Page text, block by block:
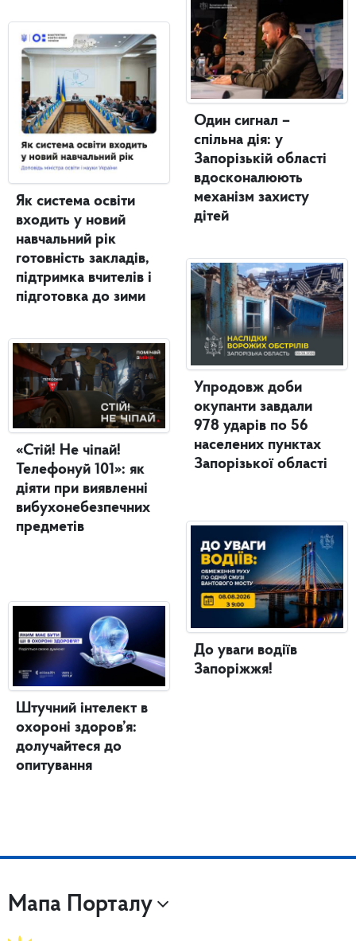
Як система освіти
входить у новий
навчальний рік
готовність закладів,
підтримка вчителів і
підготовка до зими
«Стій! Не чіпай!
Телефонуй 101»: як
діяти при виявленні
вибухонебезпечних
предметів
Штучний інтелект в
охороні здоров’я:
долучайтеся до
опитування
Один сигнал –
спільна дія: у
Запорізькій області
вдосконалюють
механізм захисту
дітей
Упродовж доби
окупанти завдали
978 ударів по 56
населених пунктах
Запорізької області
До уваги водіїв
Запоріжжя!
Мапа Порталу